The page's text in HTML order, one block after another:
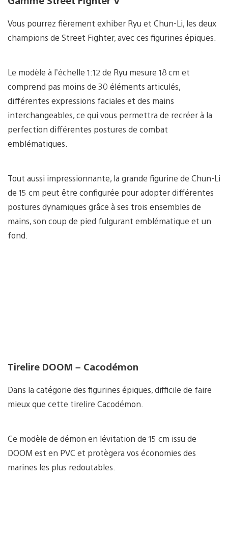
Vous pourrez fièrement exhiber Ryu et Chun-Li, les deux
champions de Street Fighter, avec ces figurines épiques.
Le modèle à l’échelle 1:12 de Ryu mesure 18 cm et
comprend pas moins de 30 éléments articulés,
différentes expressions faciales et des mains
interchangeables, ce qui vous permettra de recréer à la
perfection différentes postures de combat
emblématiques.
Tout aussi impressionnante, la grande figurine de Chun-Li
de 15 cm peut être configurée pour adopter différentes
postures dynamiques grâce à ses trois ensembles de
mains, son coup de pied fulgurant emblématique et un
fond.
Tirelire DOOM – Cacodémon
Dans la catégorie des figurines épiques, difficile de faire
mieux que cette tirelire Cacodémon.
Ce modèle de démon en lévitation de 15 cm issu de
DOOM est en PVC et protègera vos économies des
marines les plus redoutables.